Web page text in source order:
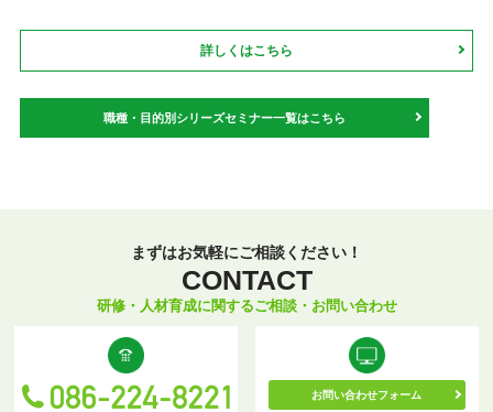
詳しくはこちら
職種・目的別シリーズセミナー一覧はこちら
まずはお気軽にご相談ください！
CONTACT
研修・人材育成に関するご相談・お問い合わせ
お問い合わせフォーム